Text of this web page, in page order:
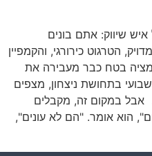
בונים
והקמפיין
מעבירה את
ניצחון, מצפים
מקבלים
"הם לא עונים",